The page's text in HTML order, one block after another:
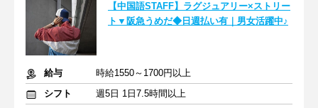
【中国語STAFF】ラグジュアリー×ストリー
ト▼阪急うめだ◆日週払い有｜男女活躍中♪
給与
時給1550～1700円以上
シフト
週5日 1日7.5時間以上